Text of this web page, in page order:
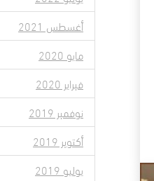
أغسطس 2021
مايو 2020
فبراير 2020
نوفمبر 2019
أكتوبر 2019
يوليو 2019